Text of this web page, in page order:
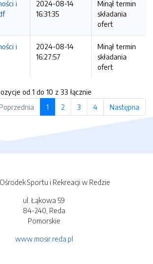
i
2024-08-14
16:31:35
Minął termin
składania
ofert
i
2024-08-14
16:27:57
Minął termin
składania
ofert
od 1 do 10 z 33 łącznie
1 2 3 4 Następna
Sportu i Rekreacji w Redzie
ul. Łąkowa 59
84-240, Reda
Pomorskie
www.mosir.reda.pl